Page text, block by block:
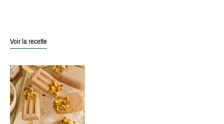
Voir la recette